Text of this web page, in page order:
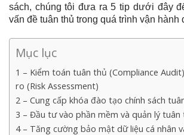
sách, chúng tôi đưa ra 5 tip dưới đây
vấn đề tuân thủ trong quá trình vận hành
Mục lục
1 – Kiểm toán tuân thủ (Compliance
ro (Risk Assessment)
2 – Cung cấp khóa đào tạo chính sách
3 – Đầu tư vào phần mềm và quản lý tuân
4 – Tăng cường bảo mật dữ liệu cá nhân